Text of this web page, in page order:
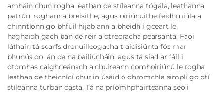
amháin chun rogha leathan de stíleanna tógála, leathanna
patrún, roghanna breisithe, agus oiriúnuithe feidhmiúla a
chinntíonn go bhfuil hijab ann a bheidh i gceart le
haghaidh gach ban de réir a dtreoracha pearsanta. Faoi
láthair, tá scarfs dronuilleogacha traidisiúnta fós mar
bhunús do lán de na bailiúcháin, agus tá siad ar fáil i
dtomhas caighdeánach a chuireann comhoiriúnú le rogha
leathan de theicnící chur in úsáid ó dhromchla simplí go dtí
stíleanna turban casta. Tá na príomhpháirteanna seo i